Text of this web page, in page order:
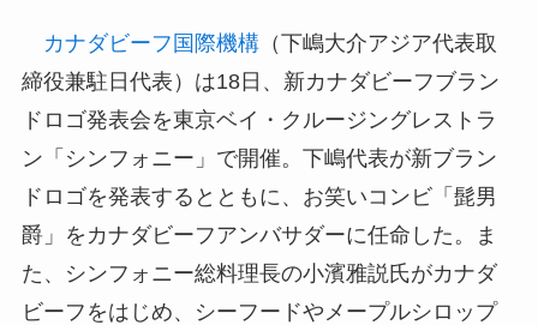
カナダビーフ国際機構（下嶋大介アジア代表取
締役兼駐日代表）は18日、新カナダビーフブラン
ドロゴ発表会を東京ベイ・クルージングレストラ
ン「シンフォニー」で開催。下嶋代表が新ブラン
ドロゴを発表するとともに、お笑いコンビ「髭男
爵」をカナダビーフアンバサダーに任命した。ま
た、シンフォニー総料理長の小濱雅説氏がカナダ
ビーフをはじめ、シーフードやメープルシロップ